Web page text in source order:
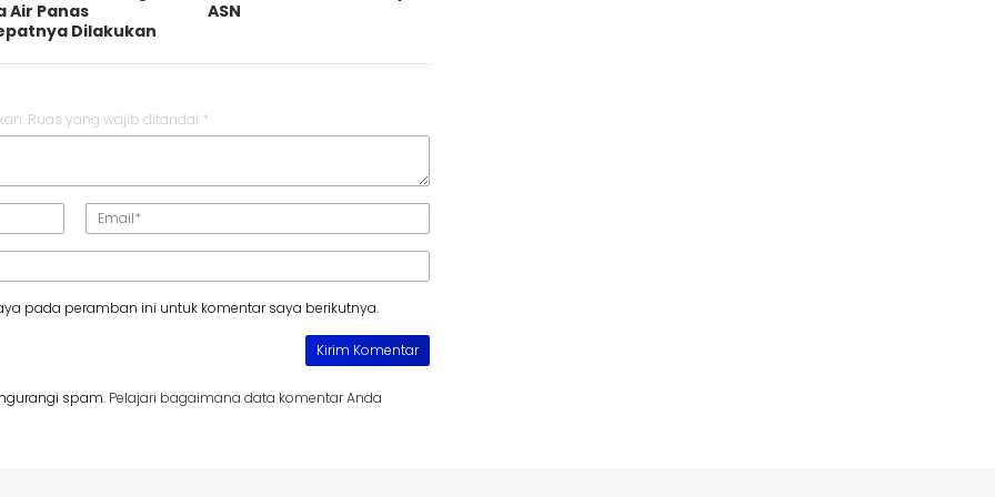
Air Panas
Dilakukan
ASN
Ruas yang wajib ditandai *
pada peramban ini untuk komentar saya berikutnya.
spam. Pelajari bagaimana data komentar Anda